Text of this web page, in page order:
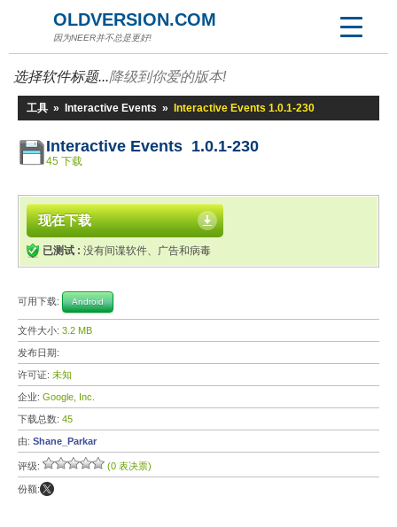
OLDVERSION.COM
因为NEER并不总是更好!
选择软件标题...降级到你爱的版本!
工具 » Interactive Events » Interactive Events 1.0.1-230
Interactive Events 1.0.1-230
45 下载
现在下载
已测试 : 没有间谍软件、广告和病毒
可用下载: Android
文件大小: 3.2 MB
发布日期:
许可证: 未知
企业: Google, Inc.
下载总数: 45
由: Shane_Parkar
评级: (0 表决票)
份额: